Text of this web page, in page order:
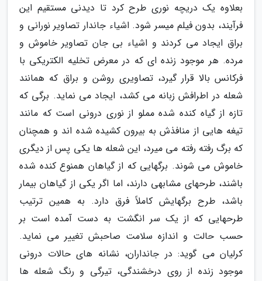
بعلاوه یک دریچه نوری طرح کرد تا دیدنی مستقیم این
فرآیند، بدون فیلم میسر شود. اشیاء جاندار تصاویر نورانی و
براق ایجاد می کردند و اشیاء بی جان تصاویر خاموش و
مرده. هر موجود زنده ای که در معرض تخلیه الکتریکی با
فرکانس بالا قرار گیرد، تصاویری روشن و براق که همانند
شعله در اطرافش زبانه می کشد، ایجاد می نماید. برگی که
تازه از گیاه کنده شده مملو از نوری درونی است که مانند
تیغه هایی از منافذش به بیرون کشیده شده اند و همچنان
که برگ رفته رفته می میرد، این شعله ها یکی پس از دیگری
خاموش می شوند. برگهایی که از گیاهان همنوع کنده شده
باشند، طرحهای مشابهی دارند، اما اگر یکی از گیاهان بیمار
باشد، طرح برگهایش کاملاً فرق دارد. به همین ترتیب
طرحهایی که از یک سر انگشت به دست آمده است بر
حسب حالت و اندازه سلامت صاحبش تغییر می نماید.
کرلیان می گوید: در جانداران، نشانه های حالات درونی
موجود زنده از روی درخشندگی، تیرگی و رنگ شعله ها